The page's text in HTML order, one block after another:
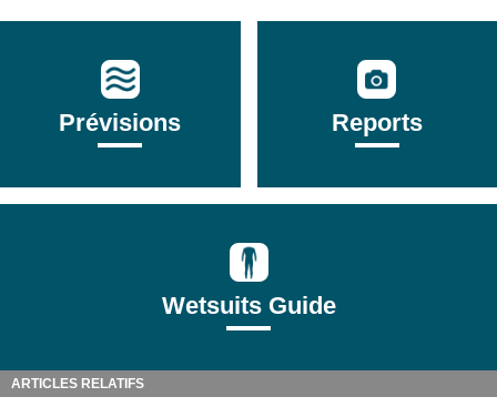
Prévisions Reports
Wetsuits Guide
ARTICLES RELATIFS